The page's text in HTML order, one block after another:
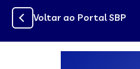
Voltar ao Portal SBP